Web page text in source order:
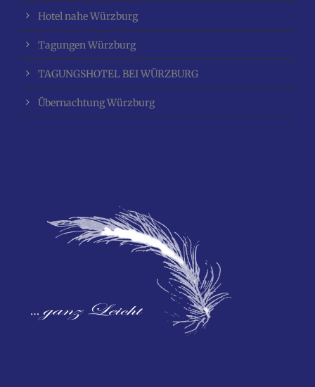
Hotel nahe Würzburg
Tagungen Würzburg
TAGUNGSHOTEL BEI WÜRZBURG
Übernachtung Würzburg